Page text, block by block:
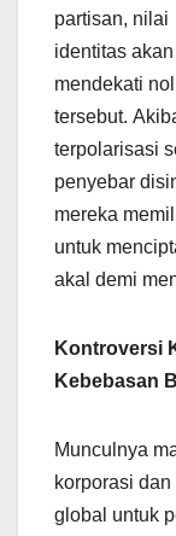
partisan, nilai
identitas
mendekati
tersebut.
terpolarisasi
penyebar
mereka
untuk
akal demi
Kontroversi
Kebebasan
Munculnya
korporasi
global untuk